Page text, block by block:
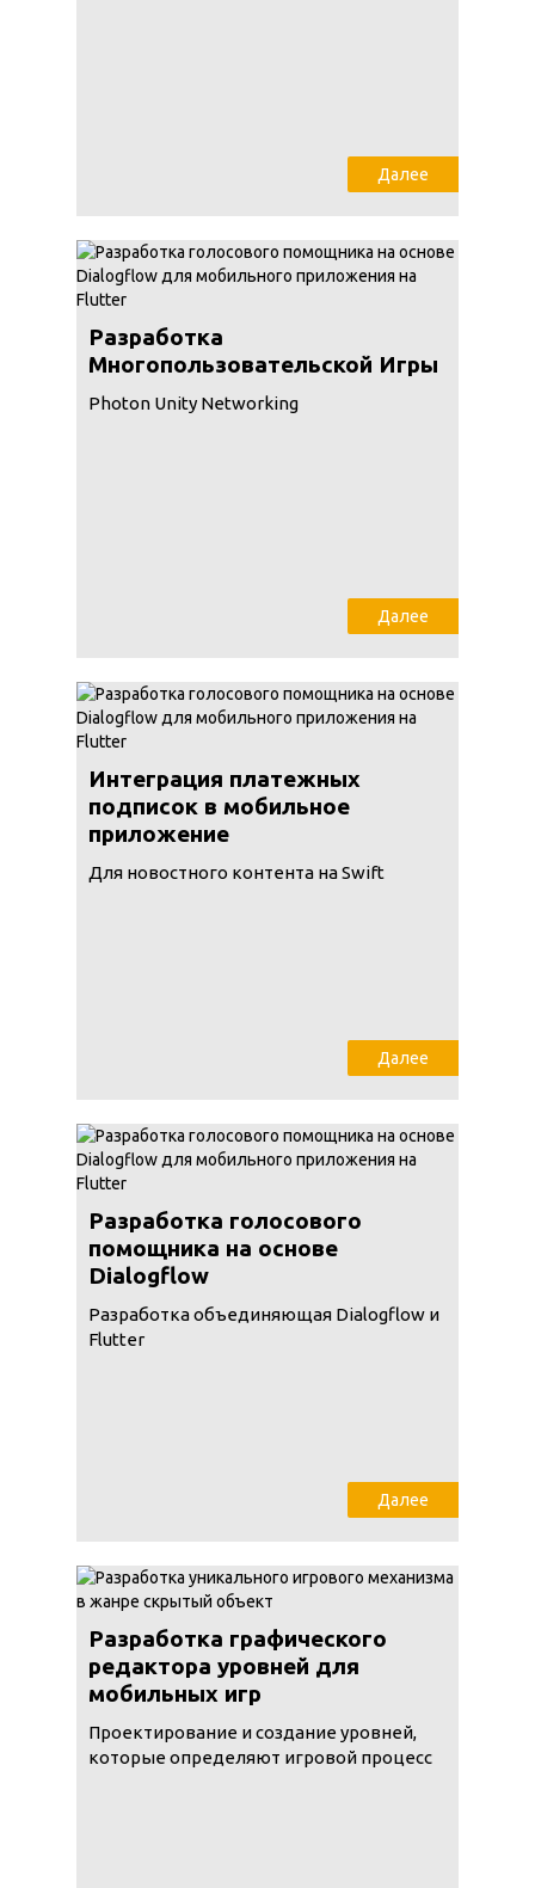
Далее
Разработка
Многопользовательской Игры
Photon Unity Networking
Далее
Интеграция платежных
подписок в мобильное
приложение
Для новостного контента на Swift
Далее
Разработка голосового
помощника на основе
Dialogflow
Разработка объединяющая Dialogflow и
Flutter
Далее
Разработка графического
редактора уровней для
мобильных игр
Проектирование и создание уровней,
которые определяют игровой процесс